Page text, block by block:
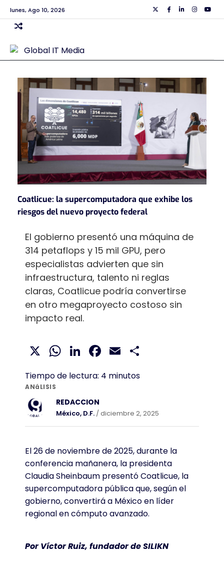
Skip
to
content
lunes, Ago 10, 2026 TwiiterFacebook
Linkedin
Coatlicue: la supercomputadora que exhibe los
riesgos del nuevo proyecto federal
X WhatsApp
LinkedIn
Facebook
Email
Tiempo de lectura: 4 minutos
ANáLISIS
El gobierno presentó una máquina de
314 petaflops y 15 mil GPU, pero
especialistas advierten que sin
infraestructura, talento ni reglas
claras, Coatlicue podría convertirse
en otro megaproyecto costoso sin
impacto real.
REDACCION
México, D.F. / diciembre 2, 2025
El 26 de noviembre de 2025, durante la
conferencia mañanera, la presidenta
Claudia Sheinbaum presentó Coatlicue, la
supercomputadora pública que, según el
gobierno, convertirá a México en líder
regional en cómputo avanzado.
Por Víctor Ruiz, fundador de SILIKN